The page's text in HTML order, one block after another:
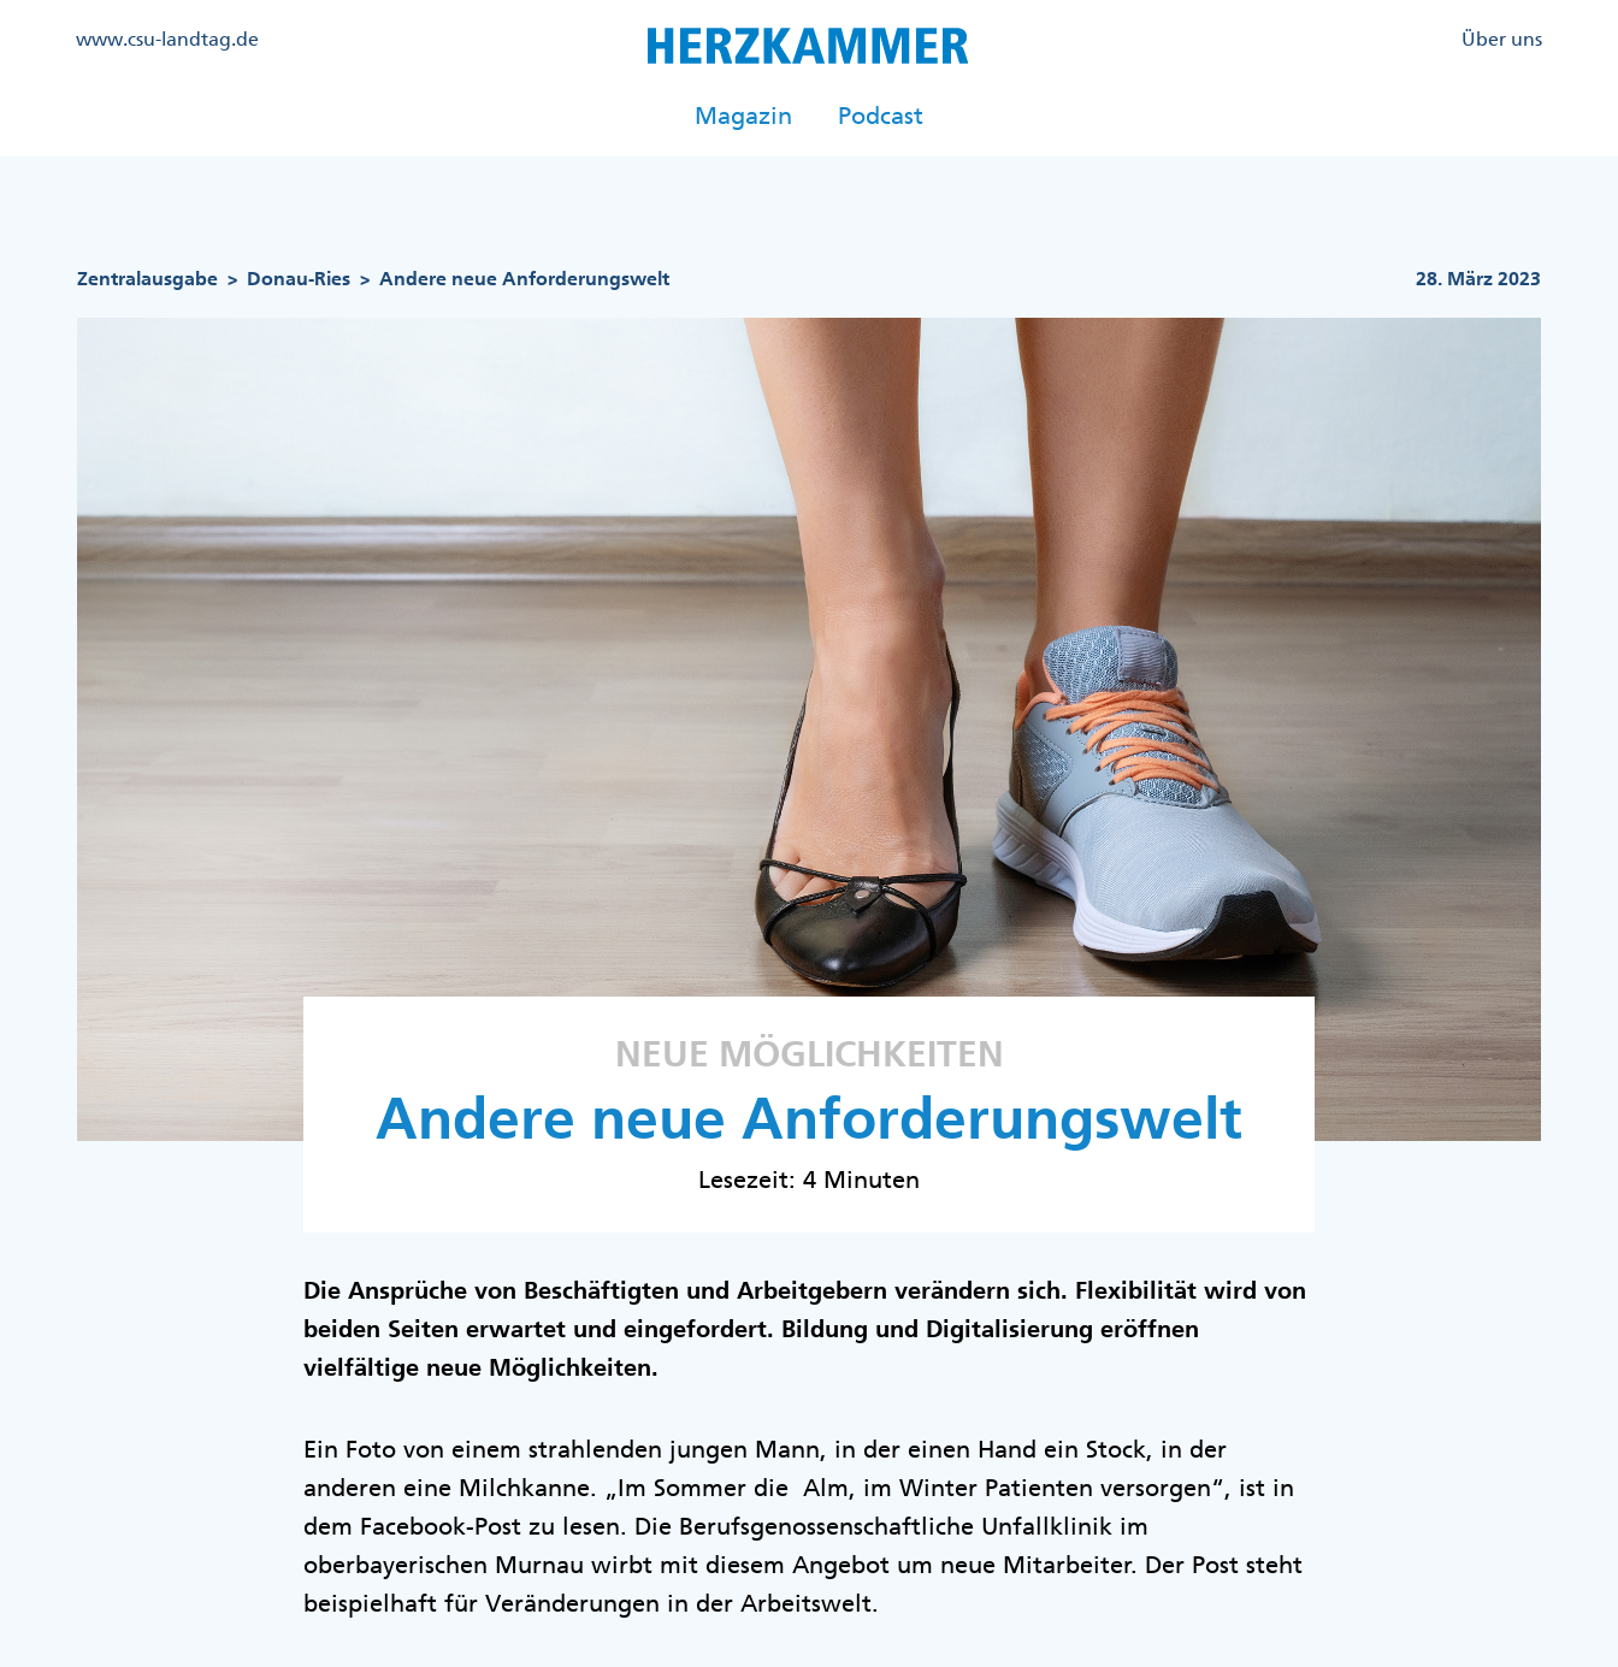
Kopfzeile
www.csu-landtag.de
Kopfzeile
Über uns
Magazin Podcast
Zentralausgabe > Donau-Ries > Andere neue Anforderungswelt 28. März 2023
NEUE MÖGLICHKEITEN
Andere neue Anforderungswelt
Lesezeit: 4 Minuten
Die Ansprüche von Beschäftigten und Arbeitgebern verändern sich. Flexibilität wird von
beiden Seiten erwartet und eingefordert. Bildung und Digitalisierung eröffnen
vielfältige neue Möglichkeiten.
Ein Foto von einem strahlenden jungen Mann, in der einen Hand ein Stock, in der
anderen eine Milchkanne. „Im Sommer die Alm, im Winter Patienten versorgen“, ist in
dem Facebook-Post zu lesen. Die Berufsgenossenschaftliche Unfallklinik im
oberbayerischen Murnau wirbt mit diesem Angebot um neue Mitarbeiter. Der Post steht
beispielhaft für Veränderungen in der Arbeitswelt.